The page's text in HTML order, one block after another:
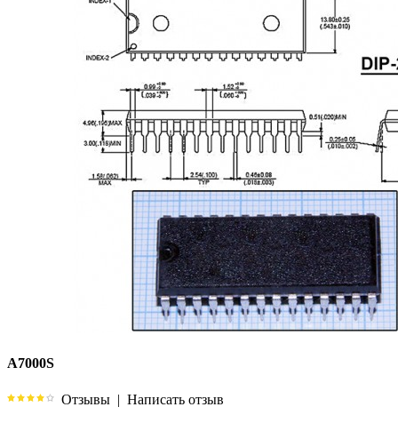
A7000S
Отзывы | Написать отзыв